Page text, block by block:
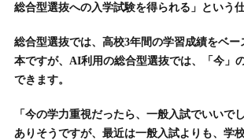
総合型選抜への入学試験を得られる」という
総合型選抜では、高校3年間の学習成績をベー
本ですが、AI利用の総合型選抜では、「今」
できます。
「今の学力重視だったら、一般入試でいいで
ありそうですが、最近は一般入試よりも、学